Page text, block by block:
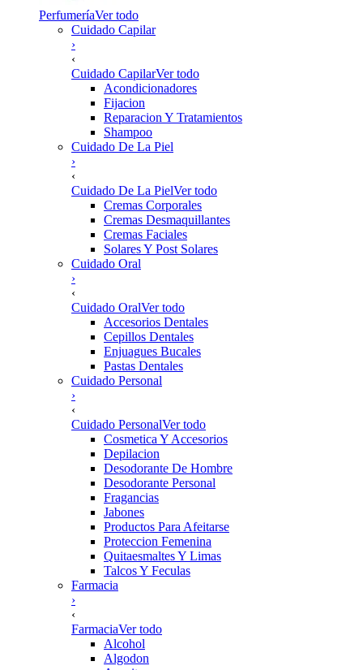
PerfumeríaVer todo
Cuidado Capilar
›
‹
Cuidado CapilarVer todo
Acondicionadores
Fijacion
Reparacion Y Tratamientos
Shampoo
Cuidado De La Piel
›
‹
Cuidado De La PielVer todo
Cremas Corporales
Cremas Desmaquillantes
Cremas Faciales
Solares Y Post Solares
Cuidado Oral
›
‹
Cuidado OralVer todo
Accesorios Dentales
Cepillos Dentales
Enjuagues Bucales
Pastas Dentales
Cuidado Personal
›
‹
Cuidado PersonalVer todo
Cosmetica Y Accesorios
Depilacion
Desodorante De Hombre
Desodorante Personal
Fragancias
Jabones
Productos Para Afeitarse
Proteccion Femenina
Quitaesmaltes Y Limas
Talcos Y Feculas
Farmacia
›
‹
FarmaciaVer todo
Alcohol
Algodon